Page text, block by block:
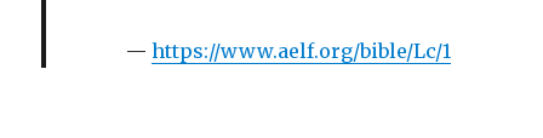
https://www.aelf.org/bible/Lc/1